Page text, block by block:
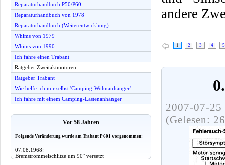
Reparaturhandbuch P50/P60
Reparaturhandbuch von 1978
Reparaturhandbuch (Weiterentwicklung)
Whims von 1979
Whims von 1990
Ich fahre einen Trabant
Ratgeber Zweitaktmotoren
Ratgeber Trabant
Wie helfe ich mir selbst 'Camping-Wohnanhänger'
Ich fahre mit einem Camping-Lastenanhänger
Vor 58 Jahren
Folgende Veränderung wurde am Trabant P 601 vorgenommen:
07.08.1968:
Bremstrommelschlitze um 90° versetzt
andere
1 2 3 4 5
2007-07-
(Gelesen: